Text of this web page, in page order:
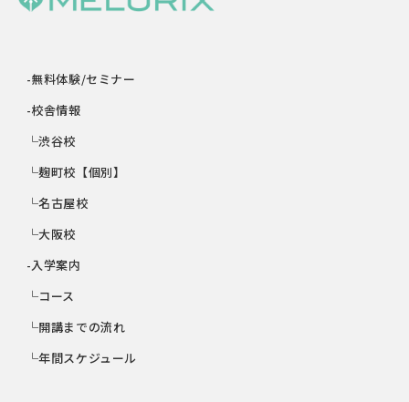
-無料体験/セミナー
-校舎情報
└渋谷校
└麹町校【個別】
└名古屋校
└大阪校
-入学案内
└コース
└開講までの流れ
└年間スケジュール